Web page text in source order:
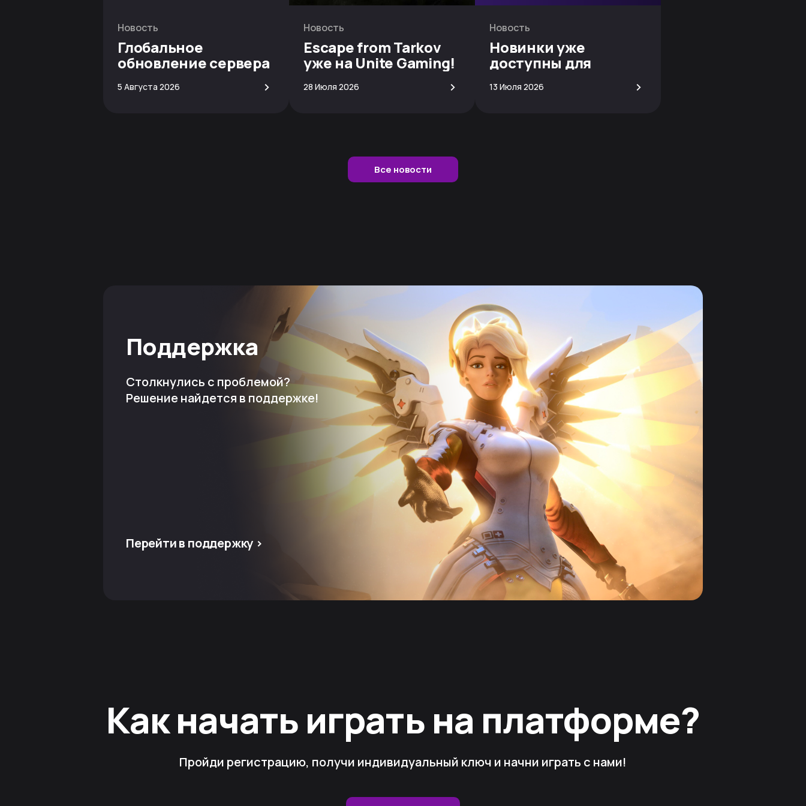
Новость
Глобальное
обновление сервера
5 Августа 2026 >
Новость
Escape from Tarkov
уже на Unite Gaming!
28 Июля 2026 >
Новость
Новинки уже
доступны для
скачивания!
13 Июля 2026 >
Все новости
Поддержка
Столкнулись с проблемой?
Решение найдется в поддержке!
Перейти в поддержку >
Как начать играть на платформе?
Пройди регистрацию, получи индивидуальный ключ и начни играть с нами!